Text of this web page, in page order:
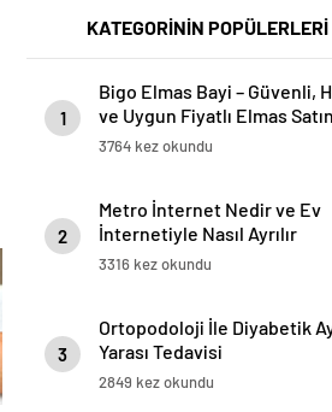
KATEGORİNİN POPÜLERLERİ
1
Bigo Elmas Bayi – Güvenli,
ve Uygun Fiyatlı Elmas Satın
Almanın Yeni Adresi
3764 kez okundu
2
Metro İnternet Nedir ve Ev
İnternetiyle Nasıl Ayrılır
3316 kez okundu
3
Ortopodoloji İle Diyabetik
Yarası Tedavisi
2849 kez okundu